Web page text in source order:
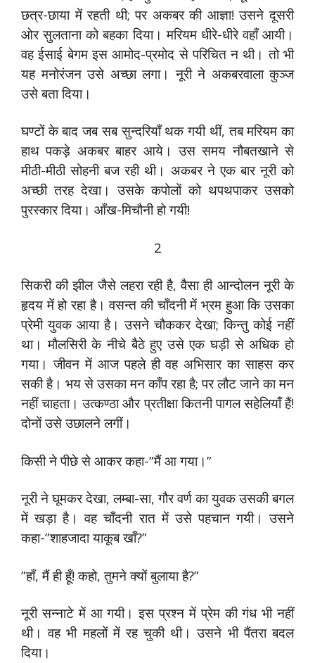
छत्र-छाया में रहती थी; पर अकबर की आज्ञा! उसने दूसरी
ओर सुलताना को बहका दिया। मरियम धीरे-धीरे वहाँ आयी।
वह ईसाई बेगम इस आमोद-प्रमोद से परिचित न थी। तो भी
यह मनोरंजन उसे अच्छा लगा। नूरी ने अकबरवाला कुञ्ज
उसे बता दिया।
घण्टों के बाद जब सब सुन्दरियाँ थक गयी थीं, तब मरियम का
हाथ पकड़े अकबर बाहर आये। उस समय नौबतखाने से
मीठी-मीठी सोहनी बज रही थी। अकबर ने एक बार नूरी को
अच्छी तरह देखा। उसके कपोलों को थपथपाकर उसको
पुरस्कार दिया। आँख-मिचौनी हो गयी!
2
सिकरी की झील जैसे लहरा रही है, वैसा ही आन्दोलन नूरी के
हृदय में हो रहा है। वसन्त की चाँदनी में भ्रम हुआ कि उसका
प्रेमी युवक आया है। उसने चौककर देखा; किन्तु कोई नहीं
था। मौलसिरी के नीचे बैठे हुए उसे एक घड़ी से अधिक हो
गया। जीवन में आज पहले ही वह अभिसार का साहस कर
सकी है। भय से उसका मन काँप रहा है; पर लौट जाने का मन
नहीं चाहता। उत्कण्ठा और प्रतीक्षा कितनी पागल सहेलियाँ हैं!
दोनों उसे उछालने लगीं।
किसी ने पीछे से आकर कहा-”मैं आ गया।”
नूरी ने घूमकर देखा, लम्बा-सा, गौर वर्ण का युवक उसकी बगल
में खड़ा है। वह चाँदनी रात में उसे पहचान गयी। उसने
कहा-”शाहजादा याकूब खाँ?”
”हाँ, मैं ही हूँ! कहो, तुमने क्यों बुलाया है?”
नूरी सन्नाटे में आ गयी। इस प्रश्न में प्रेम की गंध भी नहीं
थी। वह भी महलों में रह चुकी थी। उसने भी पैंतरा बदल
दिया।